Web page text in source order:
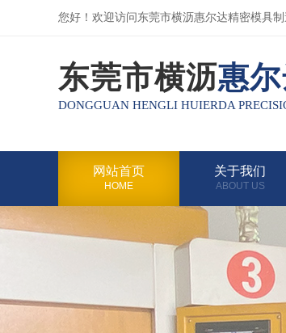
您好！欢迎访问东莞市横沥惠尔达精密模具制
东莞市横沥惠
DONGGUAN HENGLI HUIERDA
网站首页
HOME
关于我们
ABOUT US